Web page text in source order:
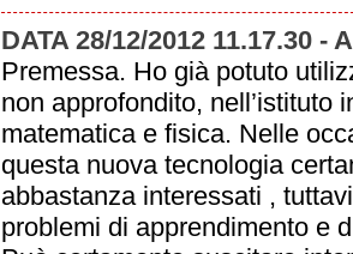
DATA 28/12/2012 11.17.30 -
Premessa. Ho già potuto
non approfondito, nell’istituto
matematica e fisica. Nelle
questa nuova tecnologia
abbastanza interessati ,
problemi di apprendimento e